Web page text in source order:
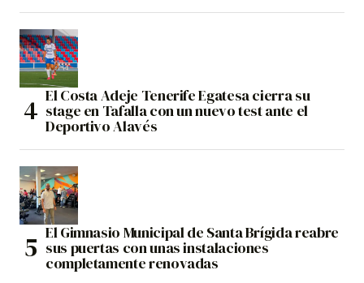
El Costa Adeje Tenerife Egatesa cierra su
stage en Tafalla con un nuevo test ante el
Deportivo Alavés
El Gimnasio Municipal de Santa Brígida reabre
sus puertas con unas instalaciones
completamente renovadas